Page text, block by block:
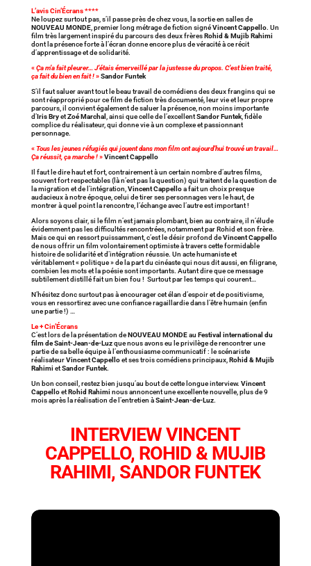
L’avis Cin’Écrans ****
Ne loupez surtout pas, s’il passe près de chez vous, la sortie en salles de
NOUVEAU MONDE, premier long métrage de fiction signéVincent Cappello. Un
film très largement inspiré du parcours des deux frèresRohid & Mujib Rahimi
dont la présence forte à l’écran donne encore plus de véracité à ce récit
d’apprentissage et de solidarité.
«Ça m’a fait pleurer… J’étais émerveillé par la justesse du propos. C’est bien traité,
ça fait du bien en fait !»Sandor Funtek
S’il faut saluer avant tout le beau travail de comédiens des deux frangins qui se
sont réapproprié pour ce film de fiction très documenté, leur vie et leur propre
parcours, il convient également de saluer la présence, non moins importante
d’Iris BryetZoé Marchal , ainsi que celle de l’excellentSandor Funtek, fidèle
complice du réalisateur, qui donne vie à un complexe et passionnant
personnage.
«Tous les jeunes réfugiés qui jouent dans mon film ont aujourd’hui trouvé un travail…
Ça réussit, ça marche !»Vincent Cappello
Il faut le dire haut et fort, contrairement à un certain nombre d’autres films,
souvent fort respectables (là n’est pas la question) qui traitent de la question de
la migration et de l’intégration, Vincent Cappelloa fait un choix presque
audacieux à notre époque, celui de tirer ses personnages vers le haut, de
montrer à quel point la rencontre, l’échange avec l’autre est important !
Alors soyons clair, si le film n’est jamais plombant, bien au contraire, il n’élude
évidemment pas les difficultés rencontrées, notamment par Rohid et son frère.
Mais ce qui en ressort puissamment, c’est le désir profond deVincent Cappello
de nous offrir un film volontairement optimiste à travers cette formidable
histoire de solidarité et d’intégration réussie. Un acte humaniste et
véritablement « politique » de la part du cinéaste qui nous dit aussi, en filigrane,
combien les mots et la poésie sont importants. Autant dire que ce message
subtilement distillé fait un bien fou ! Surtout par les temps qui courent…
N’hésitez donc surtout pas à encourager cet élan d’espoir et de positivisme,
vous en ressortirez avec une confiance ragaillardie dans l’être humain (enfin
une partie !) …
Le + Cin’Écrans
C’est lors de la présentation deNOUVEAU MONDEau Festival international du
film de Saint-Jean-de-Luzque nous avons eu le privilège de rencontrer une
partie de sa belle équipe à l’enthousiasme communicatif : le scénariste
réalisateurVincent Cappelloet ses trois comédiens principaux, Rohid & Mujib
Rahimi etSandor Funtek.
Un bon conseil, restez bien jusqu’au bout de cette longue interview. Vincent
CappelloetRohid Rahimi nous annoncent une excellente nouvelle, plus de 9
mois après la réalisation de l’entretien àSaint-Jean-de-Luz.
INTERVIEW VINCENT
CAPPELLO, ROHID & MUJIB
RAHIMI, SANDOR FUNTEK